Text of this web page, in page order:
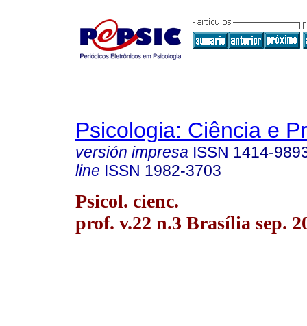
Psicologia: Ciência e
versión impresa ISSN 1414-
line ISSN 1982-3703
Psicol. cienc.
prof. v.22 n.3 Brasília sep.